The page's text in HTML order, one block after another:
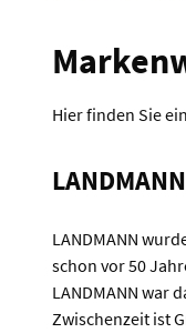
Hier finden Sie
LANDMANN
LANDMANN
schon vor 50
LANDMANN war
Zwischenzeit ist